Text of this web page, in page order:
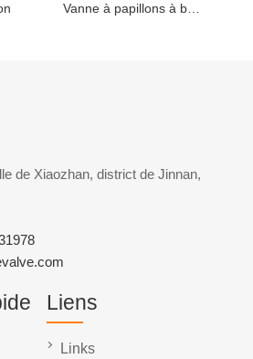
de Xiaozhan, district de Jinnan,
Liens
Links